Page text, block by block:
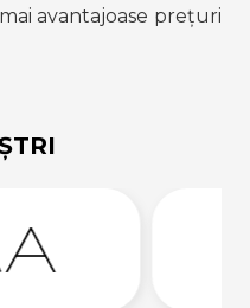
avantajoase prețuri